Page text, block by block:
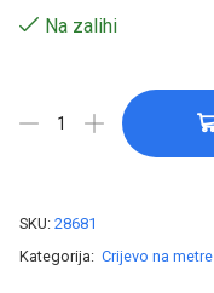
Na zalihi
SKU: 28681
Kategorija: Crijevo na metre